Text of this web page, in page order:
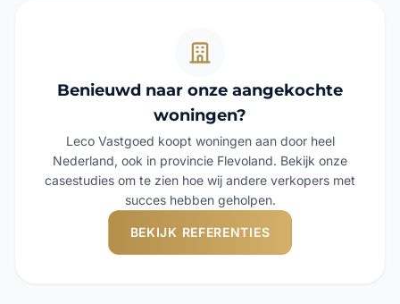
Benieuwd naar onze aangekochte
woningen?
Leco Vastgoed koopt woningen aan door heel
Nederland, ook in provincie Flevoland. Bekijk onze
casestudies om te zien hoe wij andere verkopers met
succes hebben geholpen.
BEKIJK REFERENTIES